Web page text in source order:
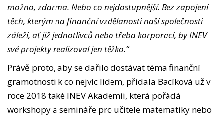
možno, zdarma. Nebo co nejdostupnější. Bez zapojení
těch, kterým na finanční vzdělanosti naší společnosti
záleží, ať již jednotlivců nebo třeba korporací, by INEV
své projekty realizoval jen těžko.“
Právě proto, aby se dařilo dostávat téma finanční
gramotnosti k co nejvíc lidem, přidala Bacíková už v
roce 2018 také INEV Akademii, která pořádá
workshopy a semináře pro učitele matematiky nebo